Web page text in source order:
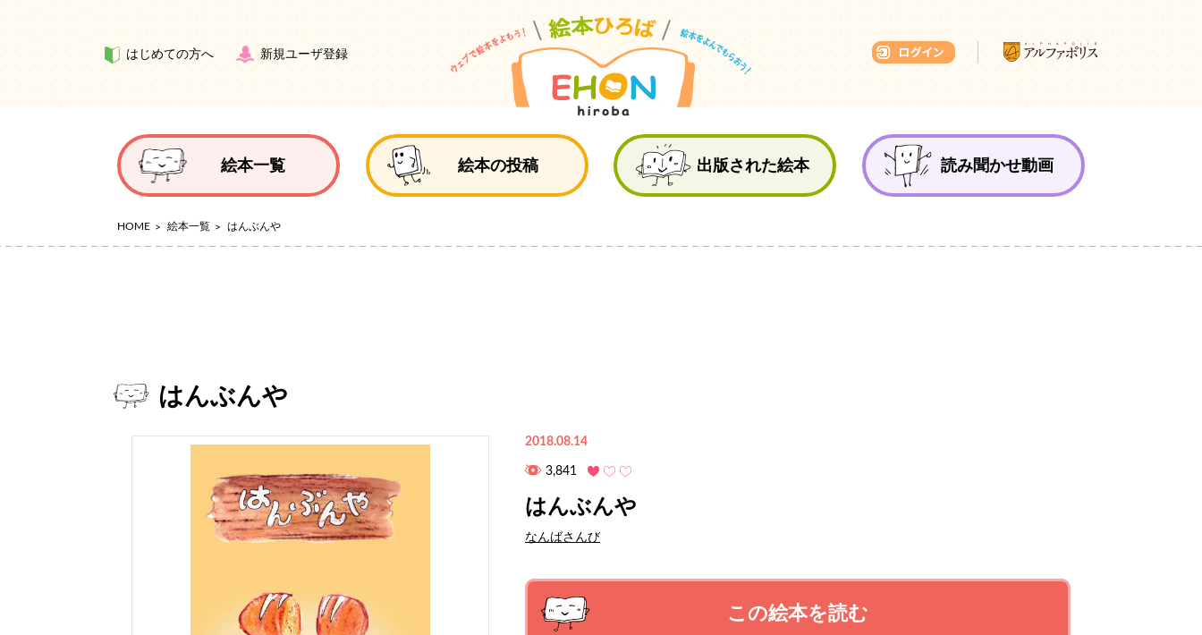
はじめての方へ 新規ユーザ登録
絵本一覧 絵本の投稿 出版された絵本 読み聞かせ動画
HOME 絵本一覧 はんぶんや
はんぶんや
2018.08.14
3,841
はんぶんや
なんばさんび
この絵本を読む